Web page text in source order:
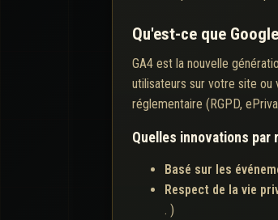
Qu'est-ce que
GA4 est la nouvelle
utilisateurs sur votre site
réglementaire (RGPD,
Quelles innovations par
Basé sur les
Respect de la vie
. )